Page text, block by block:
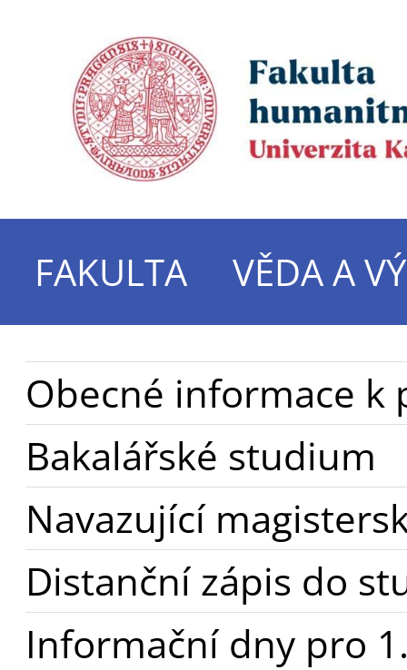
FAKULTA VĚDA A
Obecné informace
Bakalářské studium
Navazující
Distanční zápis do
Informační dny pro